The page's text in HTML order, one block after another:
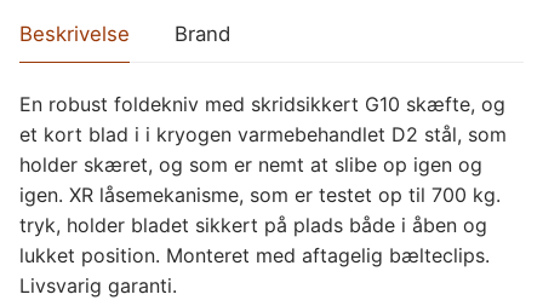
Beskrivelse Brand
En robust foldekniv med skridsikkert G10 skæfte, og
et kort blad i i kryogen varmebehandlet D2 stål, som
holder skæret, og som er nemt at slibe op igen og
igen. XR låsemekanisme, som er testet op til 700 kg.
tryk, holder bladet sikkert på plads både i åben og
lukket position. Monteret med aftagelig bælteclips.
Livsvarig garanti.